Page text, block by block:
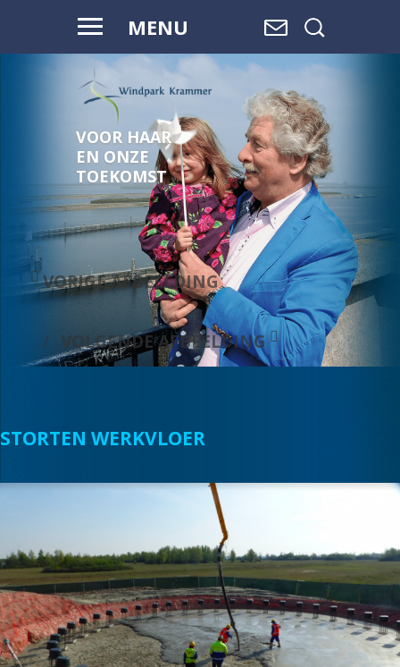
MENU
VOOR HAAR
EN ONZE
TOEKOMST
VORIGE AFBEELDING
VOLGENDE AFBEELDING
STORTEN WERKVLOER